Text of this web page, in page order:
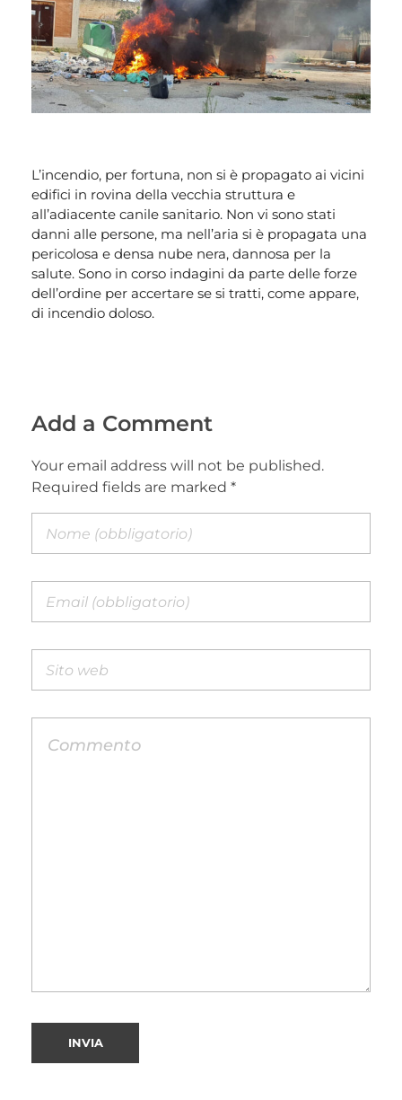
L’incendio, per fortuna, non si è propagato ai vicini
edifici in rovina della vecchia struttura e
all’adiacente canile sanitario. Non vi sono stati
danni alle persone, ma nell’aria si è propagata una
pericolosa e densa nube nera, dannosa per la
salute. Sono in corso indagini da parte delle forze
dell’ordine per accertare se si tratti, come appare,
di incendio doloso.
Add a Comment
Your email address will not be published.
Required fields are marked *